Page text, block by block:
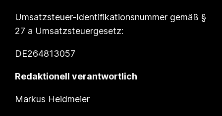
Umsatzsteuer-Identifikationsnummer gemäß §
27 a Umsatzsteuergesetz:
DE264813057
Redaktionell verantwortlich
Markus Heidmeier